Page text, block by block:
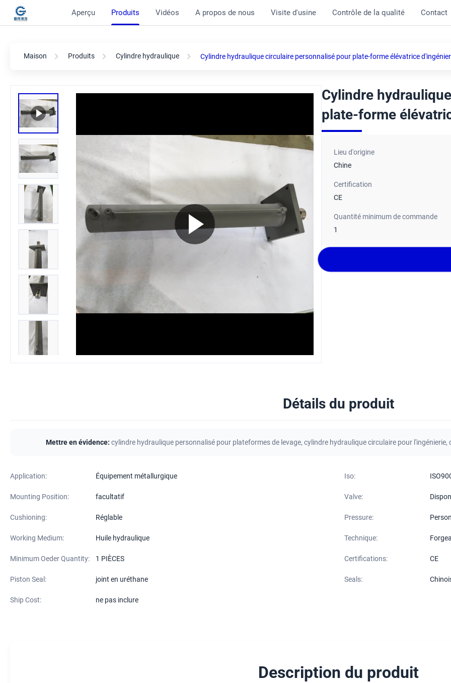
Aperçu Produits Vidéos A propos de nous Visite d'usine Contrôle de la qualité Contact
Maison Produits Cylindre hydraulique Cylindre hydraulique circulaire personnalisé pour plate-forme élévatrice
Cylindre
plate-forme
Lieu d'origine
Chine
Certification
CE
Quantité minimum de commande
1
Détails du produit
Mettre en évidence: cylindre hydraulique personnalisé pour plateformes de levage, cylindre hydraulique circulaire pour l'ingénierie,
Application: Équipement métallurgique Iso:
Mounting Position: facultatif Valve:
Cushioning: Réglable Pressure:
Working Medium: Huile hydraulique Technique:
Minimum Oeder Quantity: 1 PIÈCES Certifications: CE
Piston Seal: joint en uréthane Seals:
Ship Cost: ne pas inclure
Description du produit